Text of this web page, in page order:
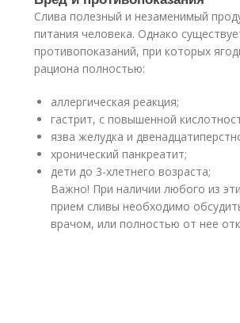
Слива полезный и незаменимый
питания человека. Однако
противопоказаний, при которых
рациона полностью:
аллергическая реакция;
гастрит, с повышенной
язва желудка и
хронический панкреатит;
дети до 3-хлетнего возраста;
Важно! При наличии любого из
прием сливы необходимо
врачом, или полностью от нее